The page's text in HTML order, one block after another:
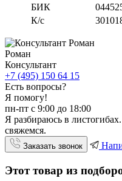
БИК
К/с
Роман
Консультант
+7 (495) 150 64 15
Есть вопросы?
Я помогу!
пн-пт с 9:00 до 18:00
Я разбираюсь в
свяжемся.
Заказать звонок
Этот товар из